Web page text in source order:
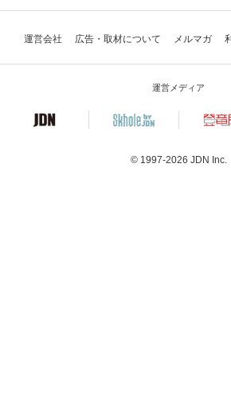
運営会社 広告・取材について メルマガ
運営メディア
© 1997-2026 JDN Inc.